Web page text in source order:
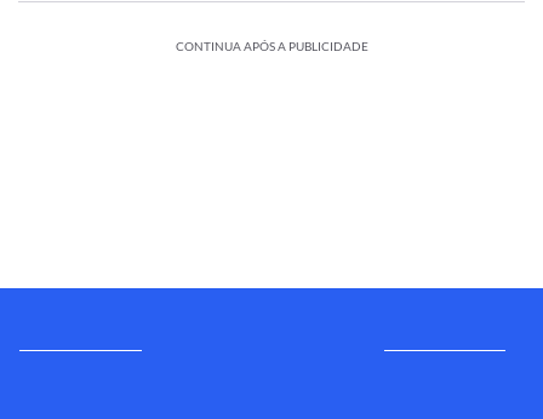
CONTINUA APÓS A PUBLICIDADE